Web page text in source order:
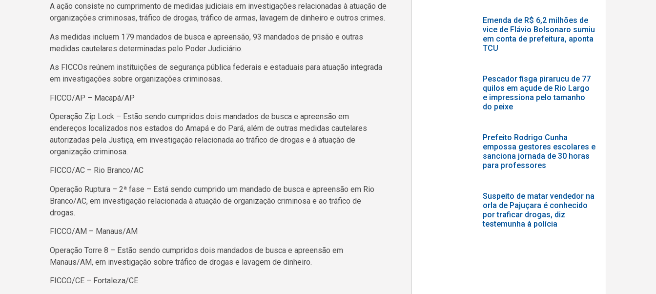
A ação consiste no cumprimento de medidas judiciais em investigações relacionadas à atuação de
organizações criminosas, tráfico de drogas, tráfico de armas, lavagem de dinheiro e outros crimes.
As medidas incluem 179 mandados de busca e apreensão, 93 mandados de prisão e outras
medidas cautelares determinadas pelo Poder Judiciário.
As FICCOs reúnem instituições de segurança pública federais e estaduais para atuação integrada
em investigações sobre organizações criminosas.
FICCO/AP – Macapá/AP
Operação Zip Lock – Estão sendo cumpridos dois mandados de busca e apreensão em
endereços localizados nos estados do Amapá e do Pará, além de outras medidas cautelares
autorizadas pela Justiça, em investigação relacionada ao tráfico de drogas e à atuação de
organização criminosa.
FICCO/AC – Rio Branco/AC
Operação Ruptura – 2ª fase – Está sendo cumprido um mandado de busca e apreensão em Rio
Branco/AC, em investigação relacionada à atuação de organização criminosa e ao tráfico de
drogas.
FICCO/AM – Manaus/AM
Operação Torre 8 – Estão sendo cumpridos dois mandados de busca e apreensão em
Manaus/AM, em investigação sobre tráfico de drogas e lavagem de dinheiro.
FICCO/CE – Fortaleza/CE
Emenda de R$ 6,2 milhões de
vice de Flávio Bolsonaro sumiu
em conta de prefeitura, aponta
TCU
Pescador fisga pirarucu de 77
quilos em açude de Rio Largo
e impressiona pelo tamanho
do peixe
Prefeito Rodrigo Cunha
empossa gestores escolares e
sanciona jornada de 30 horas
para professores
Suspeito de matar vendedor na
orla de Pajuçara é conhecido
por traficar drogas, diz
testemunha à polícia